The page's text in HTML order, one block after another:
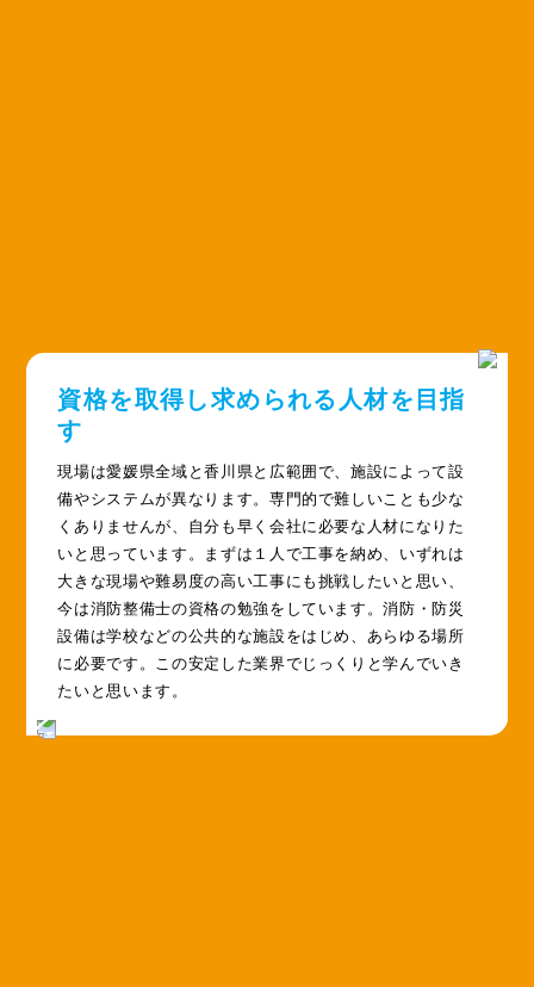
資格を取得し求められる人材を目指
す
現場は愛媛県全域と香川県と広範囲で、施設によって設
備やシステムが異なります。専門的で難しいことも少な
くありませんが、自分も早く会社に必要な人材になりた
いと思っています。まずは１人で工事を納め、いずれは
大きな現場や難易度の高い工事にも挑戦したいと思い、
今は消防整備士の資格の勉強をしています。消防・防災
設備は学校などの公共的な施設をはじめ、あらゆる場所
に必要です。この安定した業界でじっくりと学んでいき
たいと思います。